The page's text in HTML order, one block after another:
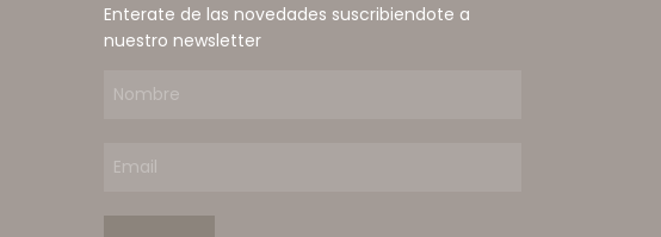
Enterate de las novedades suscribiendote a
nuestro newsletter